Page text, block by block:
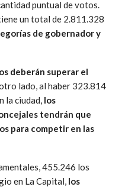
puntual de votos.
un total de 2.811.328
de gobernador y
deberán superar el
lado, al haber 323.814
la ciudad, los
tendrán que
para competir en las
455.246 los
en La Capital, los